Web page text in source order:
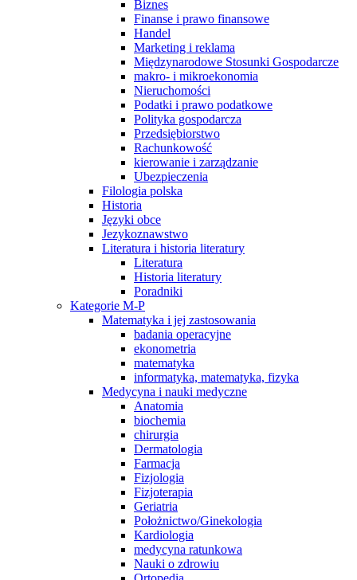
Biznes
Finanse i prawo finansowe
Handel
Marketing i reklama
Międzynarodowe Stosunki Gospodarcze
makro- i mikroekonomia
Nieruchomości
Podatki i prawo podatkowe
Polityka gospodarcza
Przedsiębiorstwo
Rachunkowość
kierowanie i zarządzanie
Ubezpieczenia
Filologia polska
Historia
Języki obce
Jezykoznawstwo
Literatura i historia literatury
Literatura
Historia literatury
Poradniki
Kategorie M-P
Matematyka i jej zastosowania
badania operacyjne
ekonometria
matematyka
informatyka, matematyka, fizyka
Medycyna i nauki medyczne
Anatomia
biochemia
chirurgia
Dermatologia
Farmacja
Fizjologia
Fizjoterapia
Geriatria
Położnictwo/Ginekologia
Kardiologia
medycyna ratunkowa
Nauki o zdrowiu